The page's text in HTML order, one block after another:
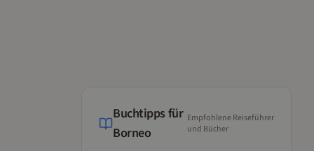
Buchtipps für
Borneo
Empfohlene Reiseführer
und Bücher